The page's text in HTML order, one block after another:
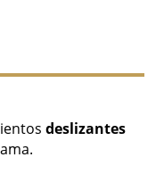
deslizantes